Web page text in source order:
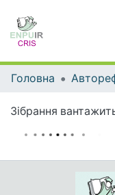
Головна
Зібрання